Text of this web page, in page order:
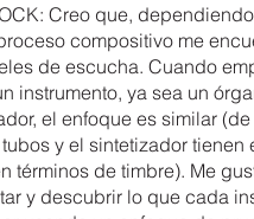
Creo que,
compositivo me
de escucha. Cuando
instrumento, ya sea un
el enfoque es similar
y el sintetizador tienen
términos de timbre). Me
y descubrir lo que cada